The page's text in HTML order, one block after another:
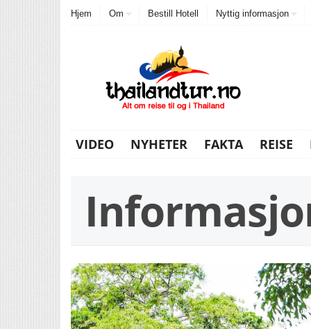
Hjem Om Bestill Hotell Nyttig informasjon
VIDEO NYHETER FAKTA REISE